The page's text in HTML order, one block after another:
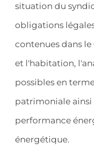
situation du
obligations
contenues dans
et l'habitation,
possibles en
patrimoniale
performance
énergétique.